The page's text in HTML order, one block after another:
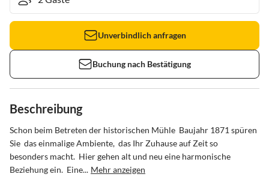
Unverbindlich anfragen
Buchung nach Bestätigung
Beschreibung
Schon beim Betreten der historischen Mühle  Baujahr 1871 spüren
Sie  das einmalige Ambiente,  das Ihr Zuhause auf Zeit so
besonders macht.  Hier gehen alt und neu eine harmonische
Beziehung ein.  Eine... Mehr anzeigen